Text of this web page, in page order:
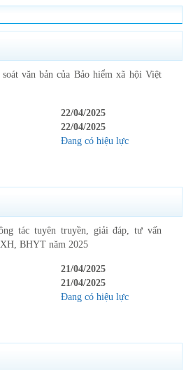
văn bản của Bảo hiểm xã hội Việt
22/04/2025
22/04/2025
Đang có hiệu lực
tác tuyên truyền, giải đáp, tư vấn
BHYT năm 2025
21/04/2025
21/04/2025
Đang có hiệu lực